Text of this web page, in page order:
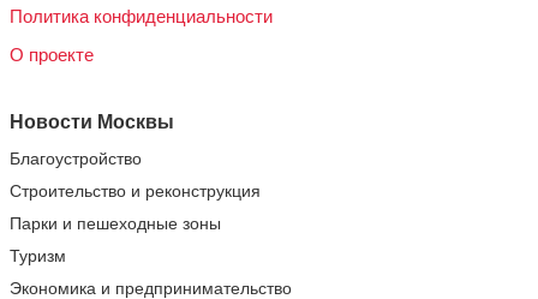
Политика конфиденциальности
О проекте
Новости Москвы
Благоустройство
Строительство и реконструкция
Парки и пешеходные зоны
Туризм
Экономика и предпринимательство